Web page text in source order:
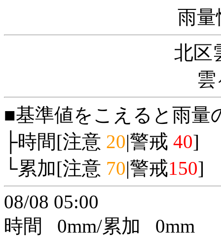
雨量
北区
■基準値をこえると雨量
├時間[注意 20|警戒 40]
└累加[注意 70|警戒150]
08/08 05:00
時間
0mm/累加 0mm